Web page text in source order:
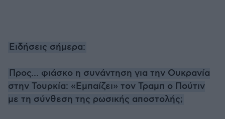
Ειδήσεις σήμερα:
Προς... φιάσκο η συνάντηση για την Ουκρανία
στην Τουρκία: «Εμπαίζει» τον Τραμπ ο Πούτιν
με τη σύνθεση της ρωσικής αποστολής;